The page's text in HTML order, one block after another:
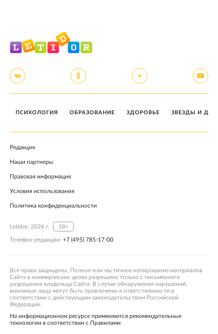
ПСИХОЛОГИЯ ОБРАЗОВАНИЕ ЗДОРОВЬЕ ЗВЕЗДЫ И
Редакция
Наши партнеры
Правовая информация
Условия использования
Политика конфиденциальности
Letidor, 2026 г. 18+
Телефон редакции: +7 (495) 785-17-00
Все права защищены. Полное или частичное копирование материалов
Сайта в коммерческих целях разрешено только с письменного
разрешения владельца Сайта. В случае обнаружения нарушений,
виновные лица могут быть привлечены к ответственности в
соответствии с действующим законодательством Российской
Федерации.
На информационном ресурсе применяются рекомендательные
технологии в соответствии с Правилами